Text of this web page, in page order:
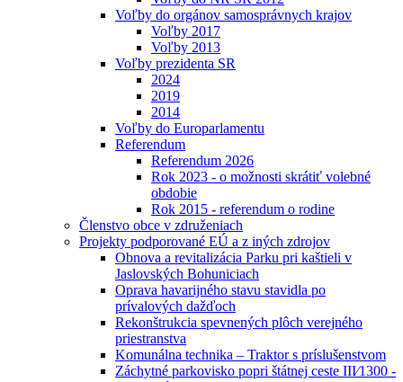
Voľby do orgánov samosprávnych krajov
Voľby 2017
Voľby 2013
Voľby prezidenta SR
2024
2019
2014
Voľby do Europarlamentu
Referendum
Referendum 2026
Rok 2023 - o možnosti skrátiť volebné
obdobie
Rok 2015 - referendum o rodine
Členstvo obce v združeniach
Projekty podporované EÚ a z iných zdrojov
Obnova a revitalizácia Parku pri kaštieli v
Jaslovských Bohuniciach
Oprava havarijného stavu stavidla po
prívalových dažďoch
Rekonštrukcia spevnených plôch verejného
priestranstva
Komunálna technika – Traktor s príslušenstvom
Záchytné parkovisko popri štátnej ceste III⁄1300 -